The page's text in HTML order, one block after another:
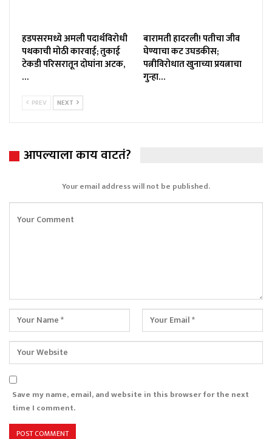
हडपसरमध्ये अमली पदार्थविरोधी
पथकाची मोठी कारवाई; तुकाई
टेकडी परिसरातून दोघांना अटक,
…
बारामती हादरली! पतीचा जीव
घेण्याचा कट उघडकीस;
पत्नीविरोधात खुनाच्या प्रयत्नाचा
गुन्हा…
PREV NEXT
आपल्याला काय वाटतं?
Your email address will not be published.
Save my name, email, and website in this browser for the next
time I comment.